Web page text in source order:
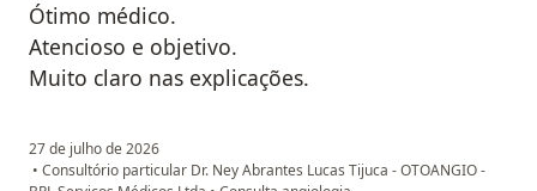
Ótimo médico.
Atencioso e objetivo.
Muito claro nas explicações.
27 de julho de 2026
• Consultório particular Dr. Ney Abrantes Lucas Tijuca - OTOANGIO -